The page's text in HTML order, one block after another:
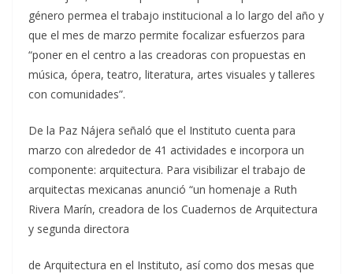
género permea el trabajo institucional a lo largo del año y
que el mes de marzo permite focalizar esfuerzos para
“poner en el centro a las creadoras con propuestas en
música, ópera, teatro, literatura, artes visuales y talleres
con comunidades”.
De la Paz Nájera señaló que el Instituto cuenta para
marzo con alrededor de 41 actividades e incorpora un
componente: arquitectura. Para visibilizar el trabajo de
arquitectas mexicanas anunció “un homenaje a Ruth
Rivera Marín, creadora de los Cuadernos de Arquitectura
y segunda directora
de Arquitectura en el Instituto, así como dos mesas que